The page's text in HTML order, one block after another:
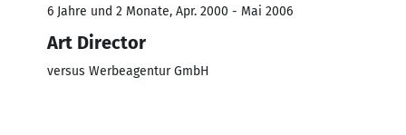
6 Jahre und 2 Monate, Apr. 2000 - Mai 2006
Art Director
versus Werbeagentur GmbH